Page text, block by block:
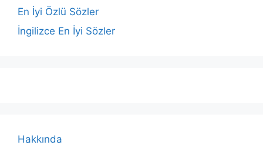
En İyi Özlü Sözler
İngilizce En İyi Sözler
Hakkında